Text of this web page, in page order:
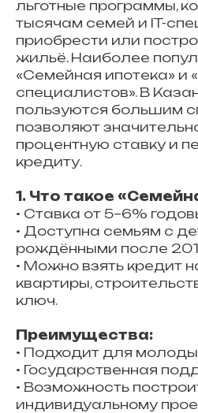
льготные программы,
тысячам семей и IT-
приобрести или
жильё. Наиболее
«Семейная ипотека» и
специалистов». В
пользуются большим
позволяют
процентную ставку и
кредиту.
1. Что такое
• Ставка от 5–6%
• Доступна семьям с
рождёнными после
• Можно взять кредит
квартиры,
ключ.
Преимущества:
• Подходит для
• Государственная
• Возможность
индивидуальному